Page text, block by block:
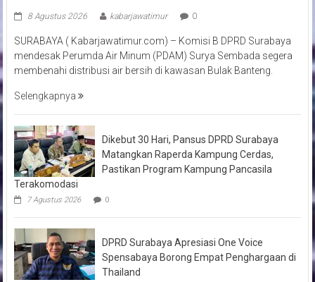
8 Agustus 2026 kabarjawatimur 0
SURABAYA ( Kabarjawatimur.com) – Komisi B DPRD Surabaya
mendesak Perumda Air Minum (PDAM) Surya Sembada segera
membenahi distribusi air bersih di kawasan Bulak Banteng.
Selengkapnya
Dikebut 30 Hari, Pansus DPRD Surabaya
Matangkan Raperda Kampung Cerdas,
Pastikan Program Kampung Pancasila
Terakomodasi
7 Agustus 2026 0
DPRD Surabaya Apresiasi One Voice
Spensabaya Borong Empat Penghargaan di
Thailand